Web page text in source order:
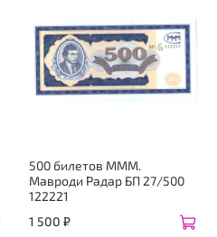
500 билетов МММ.
Мавроди Радар БП 27/500
122221
1 500 ₽